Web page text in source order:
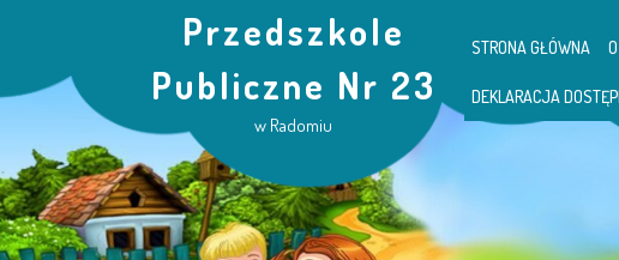
Przedszkole
Publiczne Nr 23
w Radomiu
STRONA GŁÓWNA
DEKLARACJA